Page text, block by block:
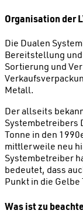
Organisation der
Die Dualen
Bereitstellung
Sortierung und
Metall.
Der allseits
Systembetreibers
Tonne in den
mittlerweile neu
Systembetreiber
bedeutet, dass
Punkt in die
Was ist zu